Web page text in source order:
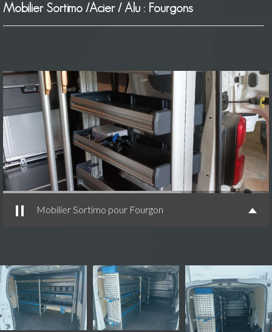
Mobilier Sortimo /Acier / Alu : Fourgons
Mobilier Sortimo pour Fourgon